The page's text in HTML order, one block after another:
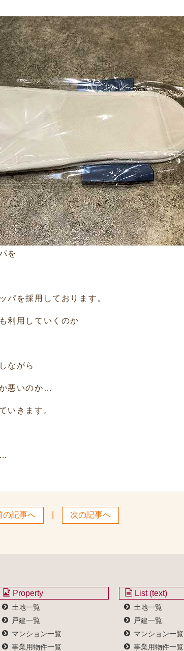
を
パを採用しております。
利用していくのか
ながら
悪いのか…
いきます。
の記事へ 次の記事へ
Property
土地一覧
戸建一覧
マンション一覧
事業用物件一覧
List (text)
土地一覧
戸建一覧
マンション一覧
事業用物件一覧